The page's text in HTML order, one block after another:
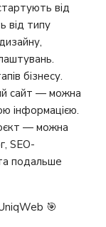
від
від типу
бізнесу.
сайт — можна
інформацією.
— можна
SEO-
подальше
🎯